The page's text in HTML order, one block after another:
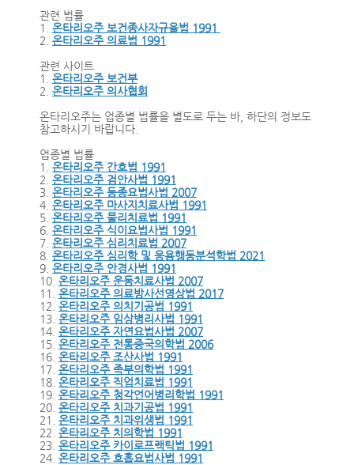
관련 법률
1. 온타리오주 보건종사자규율법 1991
2. 온타리오주 의료법 1991
관련 사이트
1. 온타리오주 보건부
2. 온타리오주 의사협회
온타리오주는 업종별 법률을 별도로 두는 바, 하단의 정보도
참고하시기 바랍니다.
업종별 법률
1. 온타리오주 간호법 1991
2. 온타리오주 검안사법 1991
3. 온타리오주 동종요법사법 2007
4. 온타리오주 마사지치료사법 1991
5. 온타리오주 물리치료법 1991
6. 온타리오주 식이요법사법 1991
7. 온타리오주 심리치료법 2007
8. 온타리오주 심리학 및 응용행동분석학법 2021
9. 온타리오주 안경사법 1991
10. 온타리오주 운동치료사법 2007
11. 온타리오주 의료방사선영상법 2017
12. 온타리오주 의치기공법 1991
13. 온타리오주 임상병리사법 1991
14. 온타리오주 자연요법사법 2007
15. 온타리오주 전통중국의학법 2006
16. 온타리오주 조산사법 1991
17. 온타리오주 족부의학법 1991
18. 온타리오주 직업치료법 1991
19. 온타리오주 청각언어병리학법 1991
20. 온타리오주 치과기공법 1991
21. 온타리오주 치과위생법 1991
22. 온타리오주 치의학법 1991
23. 온타리오주 카이로프랙틱법 1991
24. 온타리오주 호흡요법사법 1991